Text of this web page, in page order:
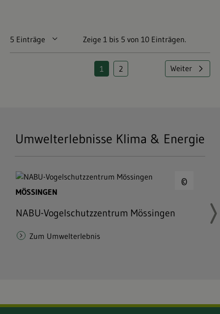
5 Einträge Pro Seite Zeige 1 bis 5 von 10 Einträgen.
Seite
1 Seite
2 Weiter